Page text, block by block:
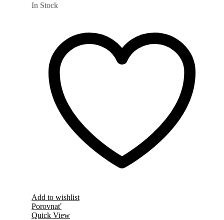
In Stock
Add to wishlist
Porovnať
Quick View